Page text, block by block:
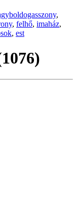
,
, felhő, imaház,
, est